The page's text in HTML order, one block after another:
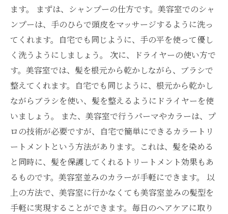
ます。 まずは、シャンプーの仕方です。美容室でのシャ
ンプーは、手のひらで頭皮をマッサージするように洗っ
てくれます。自宅でも同じように、手の平を使って優し
く洗うようにしましょう。 次に、ドライヤーの使い方で
す。美容室では、髪を根元から乾かしながら、ブラシで
整えてくれます。自宅でも同じように、根元から乾かし
ながらブラシを使い、髪を整えるようにドライヤーを使
いましょう。 また、美容室で行うパーマやカラーは、プ
ロの技術が必要ですが、自宅で簡単にできるカラートリ
ートメントという方法があります。これは、髪を染める
と同時に、髪を保護してくれるトリートメント効果もあ
るものです。美容室並みのカラーが手軽にできます。 以
上の方法で、美容室に行かなくても美容室並みの髪型を
手軽に実現することができます。毎日のヘアケアに取り